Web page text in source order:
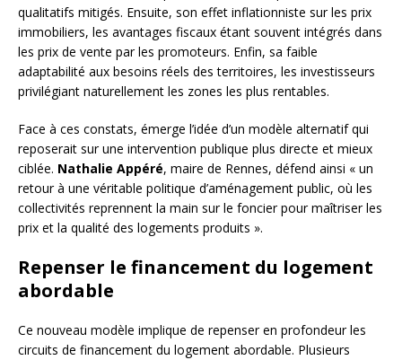
qualitatifs mitigés. Ensuite, son effet inflationniste sur les prix
immobiliers, les avantages fiscaux étant souvent intégrés dans
les prix de vente par les promoteurs. Enfin, sa faible
adaptabilité aux besoins réels des territoires, les investisseurs
privilégiant naturellement les zones les plus rentables.
Face à ces constats, émerge l’idée d’un modèle alternatif qui
reposerait sur une intervention publique plus directe et mieux
ciblée. Nathalie Appéré, maire de Rennes, défend ainsi « un
retour à une véritable politique d’aménagement public, où les
collectivités reprennent la main sur le foncier pour maîtriser les
prix et la qualité des logements produits ».
Repenser le financement du logement
abordable
Ce nouveau modèle implique de repenser en profondeur les
circuits de financement du logement abordable. Plusieurs